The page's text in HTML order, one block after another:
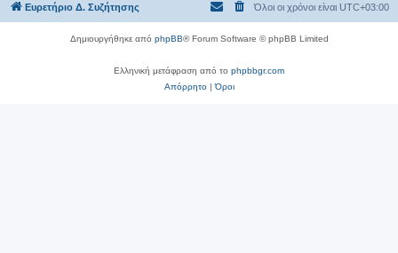
Ευρετήριο Δ. Συζήτησης Όλοι οι χρόνοι είναι UTC+03:00
Δημιουργήθηκε από phpBB® Forum Software © phpBB Limited
Ελληνική μετάφραση από το phpbbgr.com
Απόρρητο|Όροι